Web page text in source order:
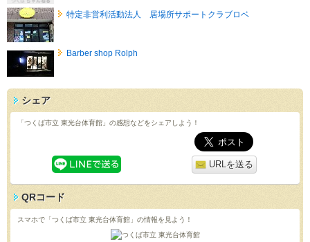
特定非営利活動法人 居場所サポートクラブロベ
Barber shop Rolph
シェア
「つくば市立 東光台体育館」の感想などをシェアしよう！
URLを送る
QRコード
スマホで「つくば市立 東光台体育館」の情報を見よう！